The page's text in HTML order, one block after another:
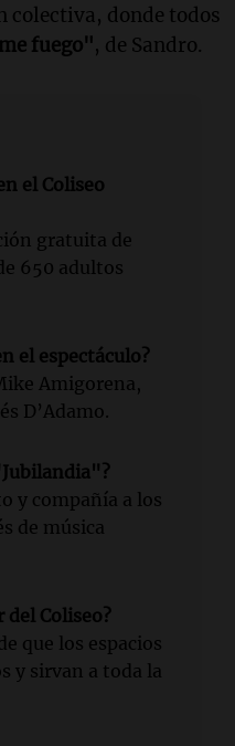
colectiva, donde todos
fuego", de Sandro.
el Coliseo
gratuita de
650 adultos
el espectáculo?
Amigorena,
D’Adamo.
y compañía a los
de música
del Coliseo?
que los espacios
y sirvan a toda la